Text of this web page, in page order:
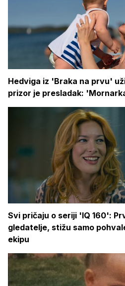
Hedviga iz 'Braka na prvu'
prizor je presladak:
Svi pričaju o seriji 'IQ 160':
gledatelje, stižu samo
ekipu